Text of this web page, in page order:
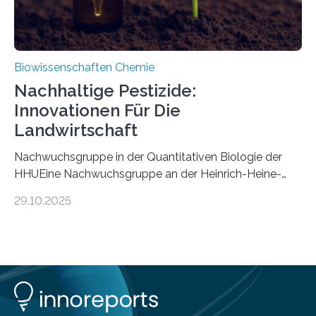
Biowissenschaften Chemie
Nachhaltige Pestizide:
Innovationen Für Die
Landwirtschaft
Nachwuchsgruppe in der Quantitativen Biologie der
HHUEine Nachwuchsgruppe an der Heinrich-Heine-
fünf Jahren erforschen, wie Bakterien auf
Insektenblume. Das Bundesministerium für Forschung,
Technologie und Raumfahrt (BMFTR) fördert das
Projekt im Rahmen der Nationalen
29.10.2025